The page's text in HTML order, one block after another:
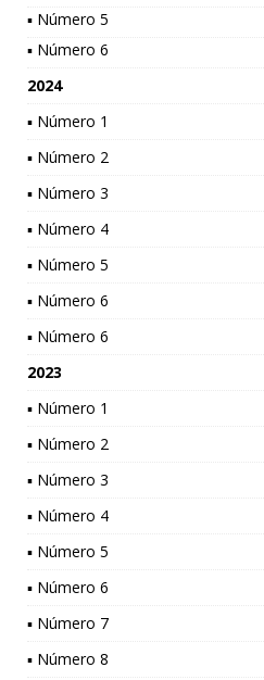
▪ Número 5
▪ Número 6
2024
▪ Número 1
▪ Número 2
▪ Número 3
▪ Número 4
▪ Número 5
▪ Número 6
▪ Número 6
2023
▪ Número 1
▪ Número 2
▪ Número 3
▪ Número 4
▪ Número 5
▪ Número 6
▪ Número 7
▪ Número 8